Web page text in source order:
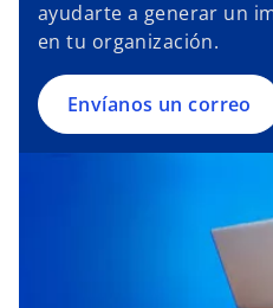
ayudarte a generar un
en tu organización.
Envíanos un correo